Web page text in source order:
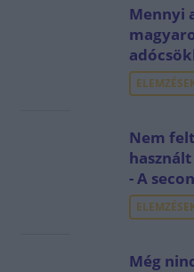
Mennyi
Nem
- A
Még